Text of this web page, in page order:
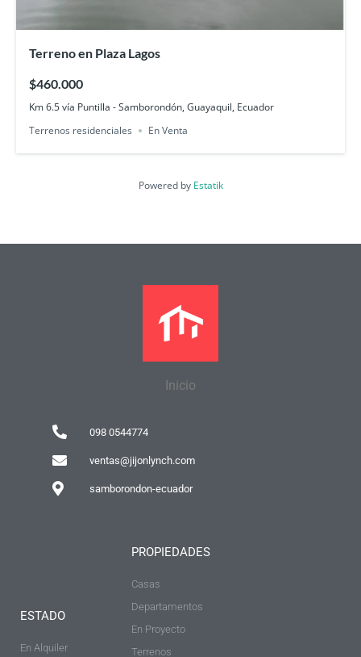
Terreno en Plaza Lagos
$460.000
Km 6.5 vía Puntilla - Samborondón, Guayaquil, Ecuador
Terrenos residenciales
En Venta
Powered by Estatik
Inicio
098 0544774
ventas@jijonlynch.com
samborondon-ecuador
ESTADO
En Alquiler
PROPIEDADES
Casas
Departamentos
En Proyecto
Terrenos